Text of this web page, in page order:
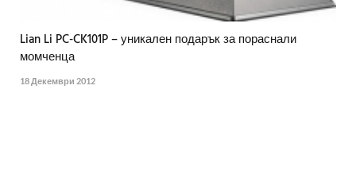
Lian Li PC-CK101P – уникален подарък за пораснали
момченца
18 Декември 2012